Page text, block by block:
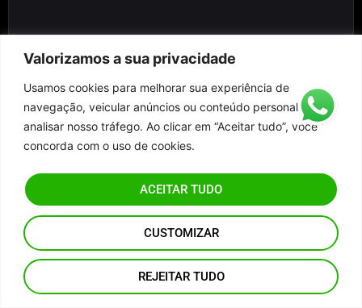
Valorizamos a sua privacidade
Usamos cookies para melhorar sua experiência de
navegação, veicular anúncios ou conteúdo personalizado e
analisar nosso tráfego. Ao clicar em “Aceitar tudo”, você
concorda com o uso de cookies.
CUSTOMIZAR
REJEITAR TUDO
ACEITAR TUDO